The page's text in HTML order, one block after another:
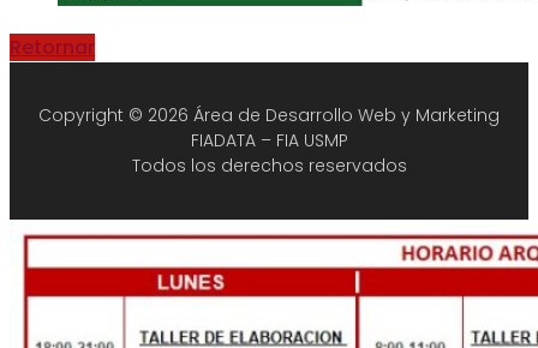
Retornar
Copyright © 2026 Área de Desarrollo Web y Marketing
FIADATA – FIA USMP
Todos los derechos reservados